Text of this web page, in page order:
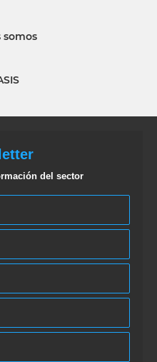
somos
del sector